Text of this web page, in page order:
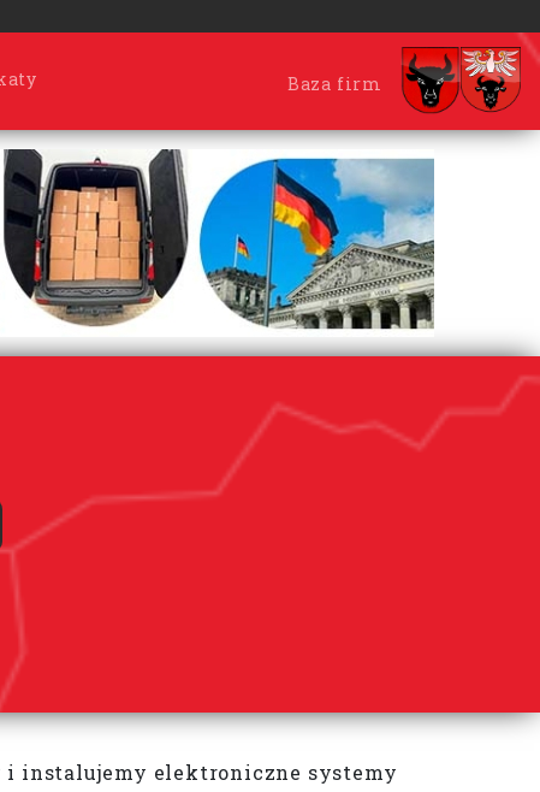
Baza firm
i instalujemy elektroniczne systemy